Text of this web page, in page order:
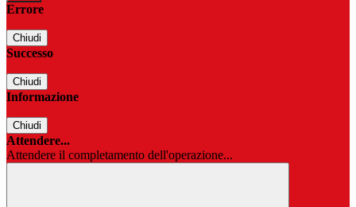
Errore
Chiudi
Successo
Chiudi
Informazione
Chiudi
Attendere...
Attendere il completamento dell'operazione...